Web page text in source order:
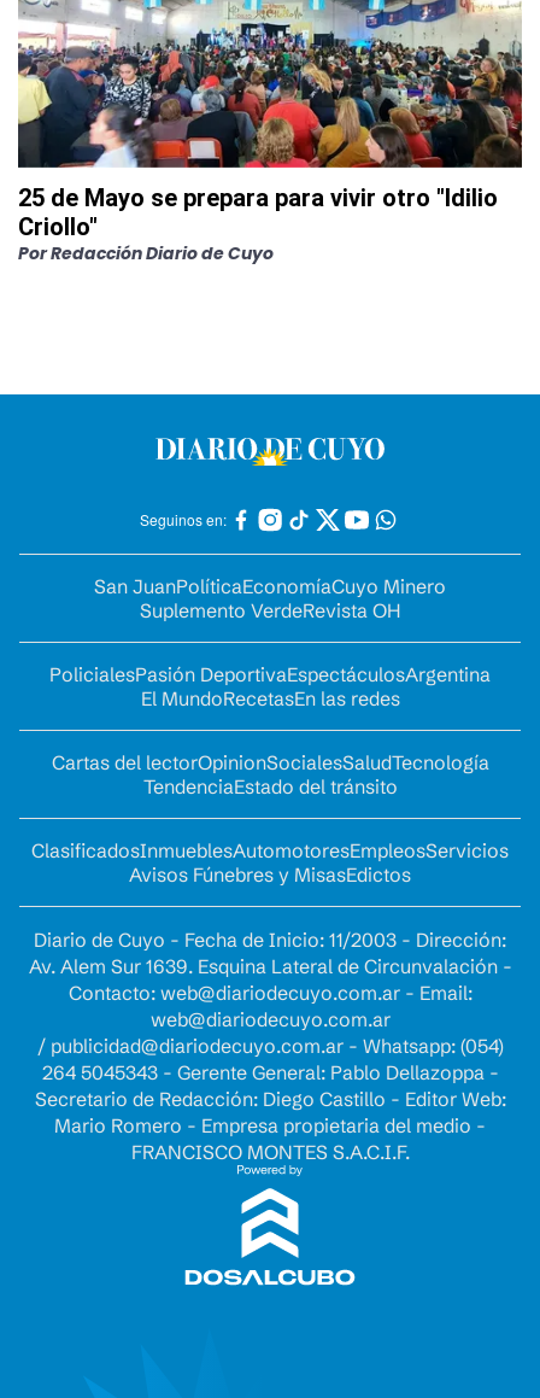
25 de Mayo se prepara para vivir otro "Idilio
Criollo"
PorRedacción Diario de Cuyo
Seguinos en:
San JuanPolíticaEconomíaCuyo Minero
Suplemento VerdeRevista OH
PolicialesPasión DeportivaEspectáculosArgentina
El MundoRecetasEn las redes
Cartas del lectorOpinionSocialesSaludTecnología
TendenciaEstado del tránsito
ClasificadosInmueblesAutomotoresEmpleosServicios
Avisos Fúnebres y MisasEdictos
Diario de Cuyo - Fecha de Inicio: 11/2003 - Dirección:
Av. Alem Sur 1639. Esquina Lateral de Circunvalación -
Contacto: web@diariodecuyo.com.ar- Email:
web@diariodecuyo.com.ar
/ publicidad@diariodecuyo.com.ar- Whatsapp: (054)
264 5045343 - Gerente General: Pablo Dellazoppa -
Secretario de Redacción: Diego Castillo - Editor Web:
Mario Romero - Empresa propietaria del medio -
FRANCISCO MONTES S.A.C.I.F.